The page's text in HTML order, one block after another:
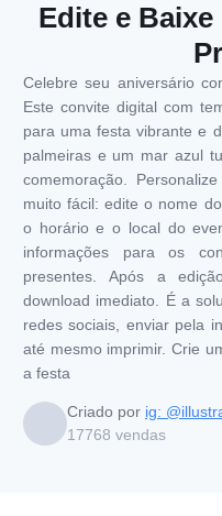
Edite e
Celebre seu aniversário
Este convite digital com
para uma festa vibrante e
palmeiras e um mar azul
comemoração.
muito fácil: edite o nome
o horário e o local do
informações para os
presentes. Após a
download imediato. É a
redes sociais, enviar pela
até mesmo imprimir. Crie
a festa
Criado por ig:
17768 vendas